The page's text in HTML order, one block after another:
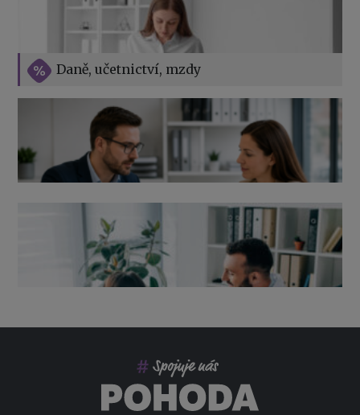
Daně, učetnictví, mzdy
Vše o překážkách v práci na straně zaměstnavatele
Výpověď ze zdravotních důvodů 2026 – průvodce pro
zaměstnavatele